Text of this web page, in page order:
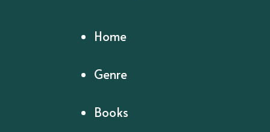
Home
Genre
Books